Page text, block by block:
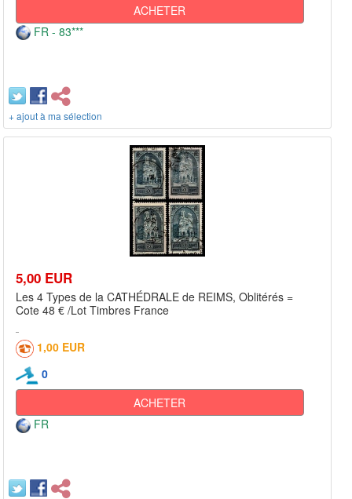
ACHETER
FR - 83***
+ ajout à ma sélection
5,00 EUR
Les 4 Types de la CATHÉDRALE de REIMS, Oblitérés =
Cote 48 € /Lot Timbres France
1,00 EUR
0
ACHETER
FR